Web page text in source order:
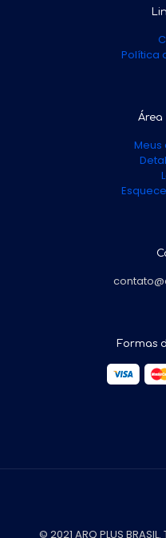
Política
Meus
Formas
© 2021 ARQ PLUS